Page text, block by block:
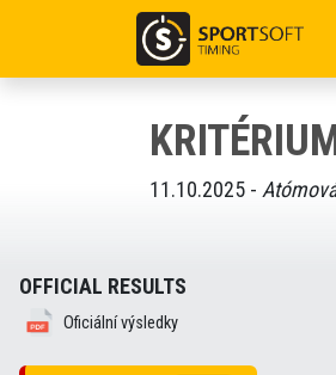
11.10.2025 -
OFFICIAL RESULTS
Oficiální výsledky